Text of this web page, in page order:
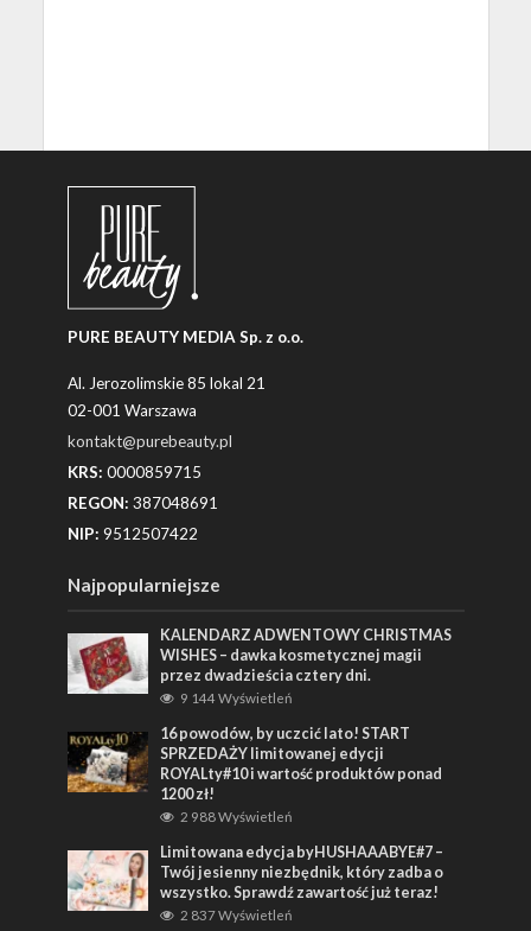
PURE BEAUTY MEDIA Sp. z o.o.
Al. Jerozolimskie 85 lokal 21
02-001 Warszawa
kontakt@purebeauty.pl
KRS: 0000859715
REGON: 387048691
NIP: 9512507422
Najpopularniejsze
KALENDARZ ADWENTOWY CHRISTMAS
WISHES – dawka kosmetycznej magii
przez dwadzieścia cztery dni.
9 144 Wyświetleń
16 powodów, by uczcić lato! START
SPRZEDAŻY limitowanej edycji
ROYALty#10 i wartość produktów ponad
1200 zł!
2 988 Wyświetleń
Limitowana edycja byHUSHAAABYE#7 –
Twój jesienny niezbędnik, który zadba o
wszystko. Sprawdź zawartość już teraz!
2 837 Wyświetleń